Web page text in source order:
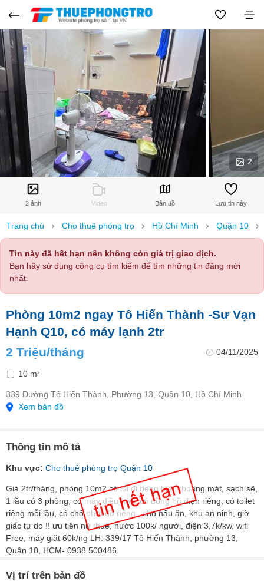
2
2 ảnh Video Bản đồ Lưu tin này
Trang chủ Cho thuê phòng trọ Hồ Chí Minh Quận 10
Tin này đã hết hạn nên không còn giá trị giao dịch.
Bạn hãy sử dụng công cụ tìm kiếm để tìm những tin đăng mới
nhất.
Phòng 10m2 ngay Tô Hiến Thành -Sư Vạn
Hạnh Q10, có máy lạnh 2tr
2 Triệu/tháng
04/11/2025
10 m²
339 Đường Tô Hiến Thành, Phường 13, Quận 10, Hồ Chí Minh
Xem bản đồ
Thông tin mô tả
Khu vực: Cho thuê phòng trọ Quận 10
Giá 2tr/tháng, phòng 10m2 có lối đi riêng biệt, thoáng mát, sạch sẽ,
1 lầu có 3 phòng, có máy điều hòa, có đồng hồ điện riêng, có toilet
riêng mỗi lầu, có chổ phơi đồ riêng , cho nấu ăn, khu an ninh, giờ
giấc tự do !! ưu tiên nữ thuê, nước 100k/ người, điện 3,7k/kw, wifi
Free, máy giặt 60k/ng LH: 339/17 Tô Hiến Thành, phường 13,
Quận 10, HCM- 0938 500486
Vị trí trên bản đồ